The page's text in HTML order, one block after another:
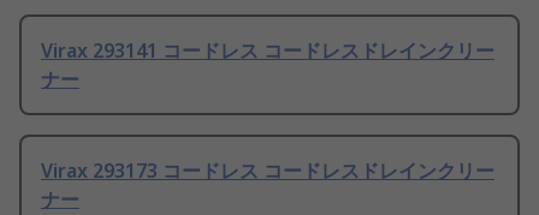
Virax 293141 コードレス コードレスドレインクリー
ナー
Virax 293173 コードレス コードレスドレインクリー
ナー